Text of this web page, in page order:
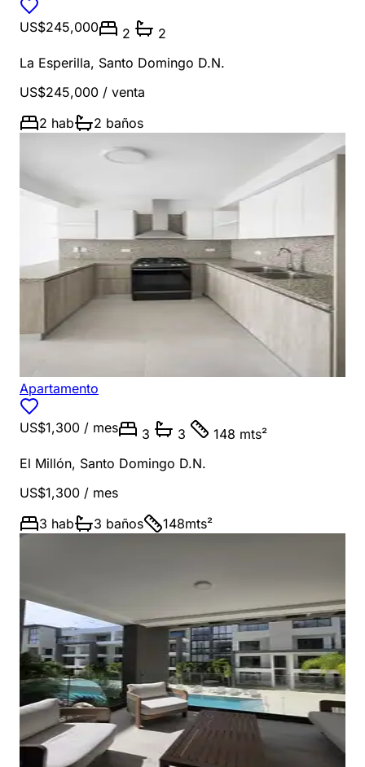
US$245,000 2
2
La Esperilla, Santo Domingo D.N.
US$245,000 / venta
2 hab 2 baños
Apartamento
US$1,300 / mes 3 3
148 mts²
El Millón, Santo Domingo D.N.
US$1,300 / mes
3 hab 3 baños 148mts²